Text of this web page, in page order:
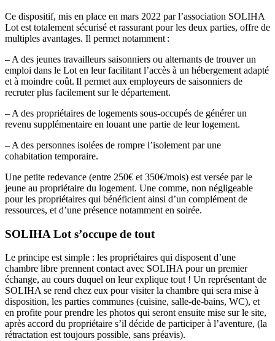
Ce dispositif, mis en place en mars 2022 par l’association SOLIHA
Lot est totalement sécurisé et rassurant pour les deux parties, offre de
multiples avantages. Il permet notamment :
– A des jeunes travailleurs saisonniers ou alternants de trouver un
emploi dans le Lot en leur facilitant l’accès à un hébergement adapté
et à moindre coût. Il permet aux employeurs de saisonniers de
recruter plus facilement sur le département.
– A des propriétaires de logements sous-occupés de générer un
revenu supplémentaire en louant une partie de leur logement.
– A des personnes isolées de rompre l’isolement par une
cohabitation temporaire.
Une petite redevance (entre 250€ et 350€/mois) est versée par le
jeune au propriétaire du logement. Une comme, non négligeable
pour les propriétaires qui bénéficient ainsi d’un complément de
ressources, et d’une présence notamment en soirée.
SOLIHA Lot s’occupe de tout
Le principe est simple : les propriétaires qui disposent d’une
chambre libre prennent contact avec SOLIHA pour un premier
échange, au cours duquel on leur explique tout ! Un représentant de
SOLIHA se rend chez eux pour visiter la chambre qui sera mise à
disposition, les parties communes (cuisine, salle-de-bains, WC), et
en profite pour prendre les photos qui seront ensuite mise sur le site,
après accord du propriétaire s’il décide de participer à l’aventure, (la
rétractation est toujours possible, sans préavis).